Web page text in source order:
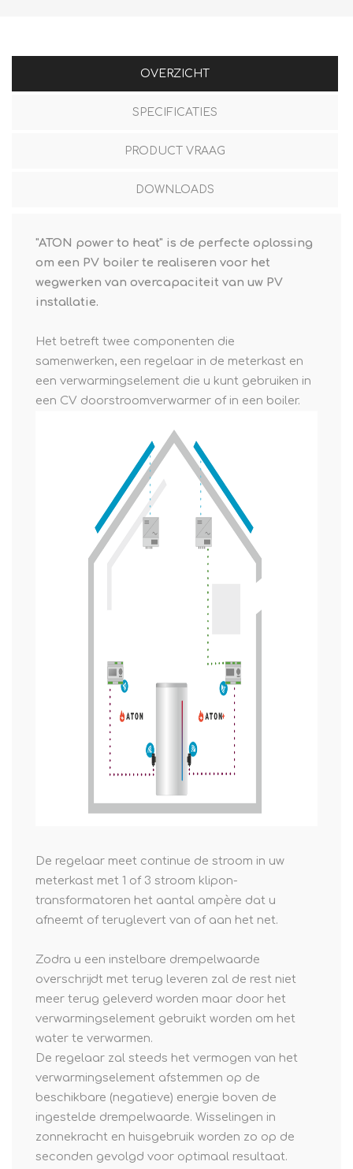
OVERZICHT
SPECIFICATIES
PRODUCT VRAAG
DOWNLOADS
"ATON power to heat" is de perfecte oplossing
om een PV boiler te realiseren voor het
wegwerken van overcapaciteit van uw PV
installatie.
Het betreft twee componenten die
samenwerken, een regelaar in de meterkast en
een verwarmingselement die u kunt gebruiken in
een CV doorstroomverwarmer of in een boiler.
De regelaar meet continue de stroom in uw
meterkast met 1 of 3 stroom klipon-
transformatoren het aantal ampère dat u
afneemt of teruglevert van of aan het net.
Zodra u een instelbare drempelwaarde
overschrijdt met terug leveren zal de rest niet
meer terug geleverd worden maar door het
verwarmingselement gebruikt worden om het
water te verwarmen.
De regelaar zal steeds het vermogen van het
verwarmingselement afstemmen op de
beschikbare (negatieve) energie boven de
ingestelde drempelwaarde. Wisselingen in
zonnekracht en huisgebruik worden zo op de
seconden gevolgd voor optimaal resultaat.